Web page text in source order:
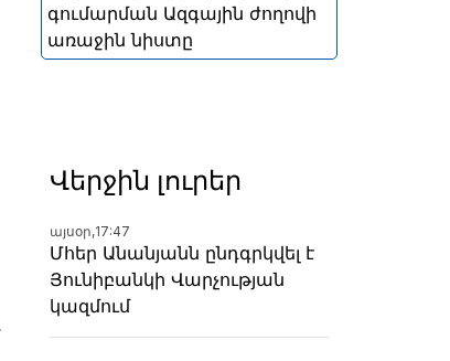
նիստը
գումարման Ազգային ժողովի
առաջին նիստը
Վերջին լուրեր
այսօր,17:47
Մհեր Անանյանն ընդգրկվել է
Յունիբանկի Վարչության
կազմում